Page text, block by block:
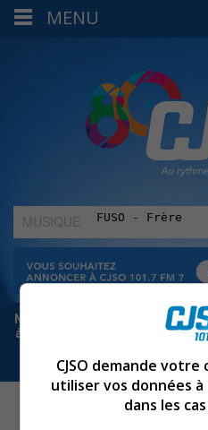
MUSIQUE
:
Meta bloque les infos sur
à Sorel-Tracy et la région,
MENU
CJSO demande
utiliser vos données
dans les